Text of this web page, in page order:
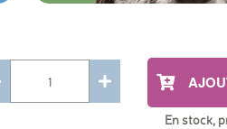
En stock,